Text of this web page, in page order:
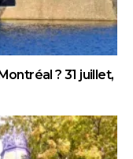
? 31 juillet,